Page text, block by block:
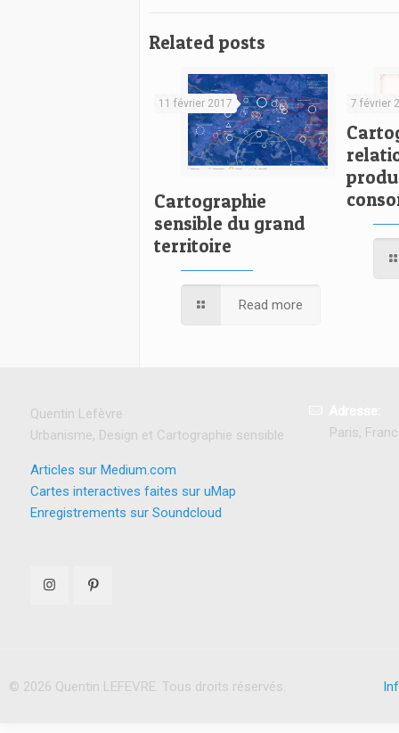
Related posts
11 février 2017
Cartographie
sensible du grand
territoire
Read more
7 février
Quentin Lefèvre
Urbanisme, Design et Cartographie sensible
Articles sur Medium.com
Cartes interactives faites sur uMap
Enregistrements sur Soundcloud
Paris,
© 2026 Quentin LEFEVRE. Tous droits réservés.